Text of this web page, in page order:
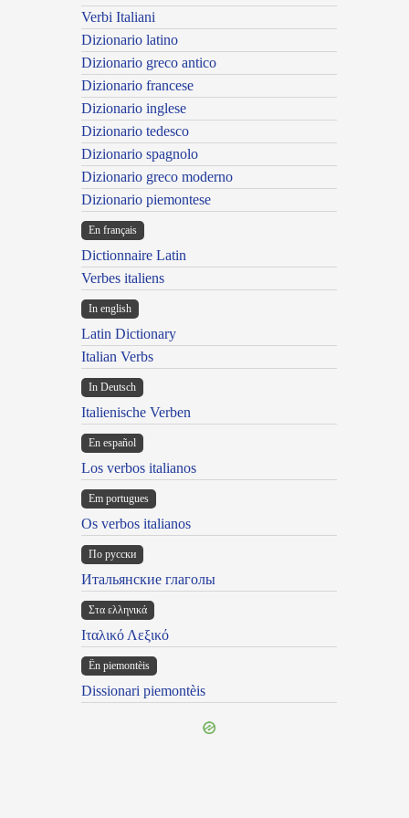
Verbi Italiani
Dizionario latino
Dizionario greco antico
Dizionario francese
Dizionario inglese
Dizionario tedesco
Dizionario spagnolo
Dizionario greco moderno
Dizionario piemontese
En français
Dictionnaire Latin
Verbes italiens
In english
Latin Dictionary
Italian Verbs
In Deutsch
Italienische Verben
En español
Los verbos italianos
Em portugues
Os verbos italianos
По русски
Итальянские глаголы
Στα ελληνικά
Ιταλικό Λεξικό
Ën piemontèis
Dissionari piemontèis